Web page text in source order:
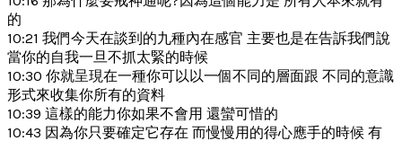
的
10:21 我們今天在談到的九種內在感官 主要也是在告訴我們說
當你的自我一旦不抓太緊的時候
10:30 你就呈現在一種你可以以一個不同的層面跟 不同的意識
形式來收集你所有的資料
10:39 這樣的能力你如果不會用 還蠻可惜的
10:43 因為你只要確定它存在 而慢慢用的得心應手的時候 有